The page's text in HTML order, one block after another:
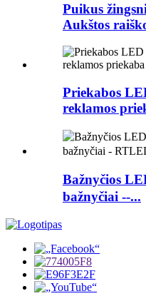
Puikus
Aukštos
Priekabos
reklamos
Bažnyčios
bažnyčiai --...